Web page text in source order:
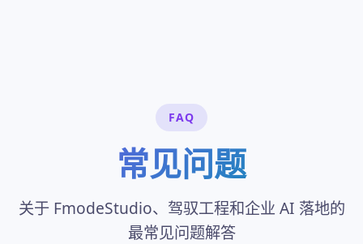
FAQ
常见问题
关于 FmodeStudio、驾驭工程和企业 AI 落地的
最常见问题解答